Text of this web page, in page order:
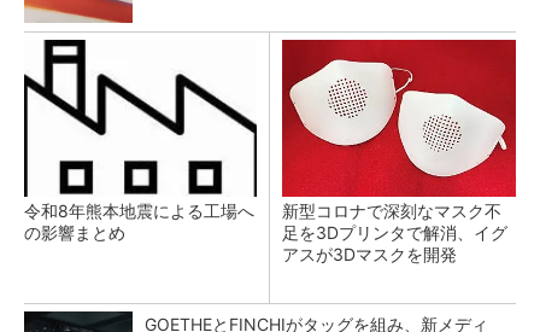
令和8年熊本地震による工場へ
の影響まとめ
新型コロナで深刻なマスク不
足を3Dプリンタで解消、イグ
アスが3Dマスクを開発
GOETHEとFINCHIがタッグを組み、新メディ